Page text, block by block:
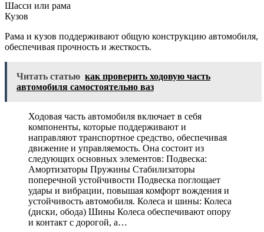
Шасси или рама
Кузов
Рама и кузов поддерживают общую конструкцию автомобиля,
обеспечивая прочность и жесткость.
Читать статью как проверить ходовую часть
автомобиля самостоятельно ваз
Ходовая часть автомобиля включает в себя
компоненты, которые поддерживают и
направляют транспортное средство, обеспечивая
движение и управляемость. Она состоит из
следующих основных элементов: Подвеска:
Амортизаторы Пружины Стабилизаторы
поперечной устойчивости Подвеска поглощает
удары и вибрации, повышая комфорт вождения и
устойчивость автомобиля. Колеса и шины: Колеса
(диски, обода) Шины Колеса обеспечивают опору
и контакт с дорогой, а…